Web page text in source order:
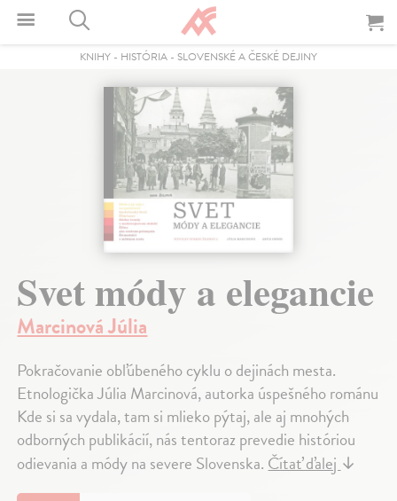
KNIHY - HISTÓRIA - SLOVENSKÉ A ČESKÉ DEJINY
Svet módy a elegancie
Marcinová Júlia
Pokračovanie obľúbeného cyklu o dejinách mesta.
Etnologička Júlia Marcinová, autorka úspešného románu
Kde si sa vydala, tam si mlieko pýtaj, ale aj mnohých
odborných publikácií, nás tentoraz prevedie históriou
odievania a módy na severe Slovenska.Čítať ďalej↓